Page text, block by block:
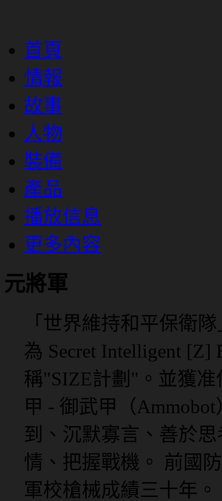
首頁
情報
故事
人物
裝備
產品
播放信息
更多內容
元將軍
「世界維持和平保衛
為 Secret Intelligent [Z]
稱"SIZE計劃"。並獲
甲 - 御武甲（
到、沉默寡言、善於
情、把握戰機。 前國
軍校槍械成績三十年